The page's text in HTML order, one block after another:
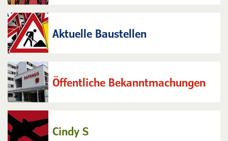
Aktuelle Baustellen
Öffentliche Bekanntmachungen
Cindy S